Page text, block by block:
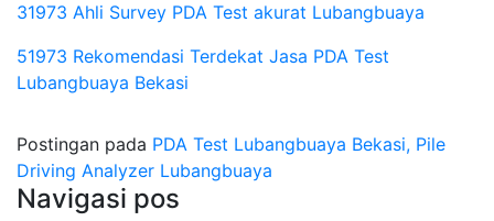
31973 Ahli Survey PDA Test akurat Lubangbuaya
51973 Rekomendasi Terdekat Jasa PDA Test
Lubangbuaya Bekasi
Postingan pada PDA Test Lubangbuaya Bekasi, Pile
Driving Analyzer Lubangbuaya
Navigasi pos